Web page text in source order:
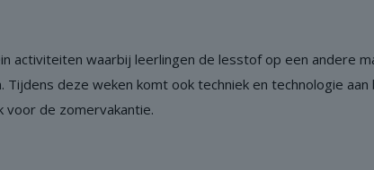
activiteiten waarbij leerlingen de lesstof op een andere
deze weken komt ook techniek en technologie
voor de zomervakantie.